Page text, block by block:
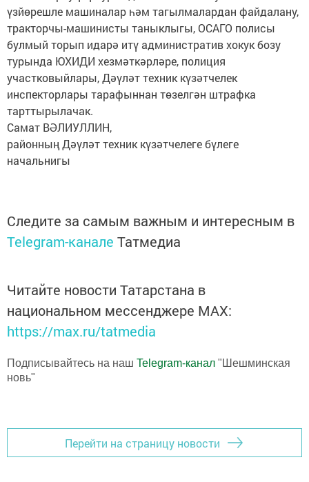
үзйөрешле машиналар һәм тагылмалардан файдалану,
тракторчы-машинисты таныклыгы, ОСАГО полисы
булмый торып идарә итү административ хокук бозу
турында ЮХИДИ хезмәткәрләре, полиция
участковыйлары, Дәүләт техник күзәтчелек
инспекторлары тарафыннан төзелгән штрафка
тарттырылачак.
Самат ВӘЛИУЛЛИН,
районның Дәүләт техник күзәтчелеге бүлеге
начальнигы
Следите за самым важным и интересным в
Telegram-канале Татмедиа
Читайте новости Татарстана в
национальном мессенджере MАХ:
https://max.ru/tatmedia
Подписывайтесь на наш Telegram-канал "Шешминская
новь"
Перейти на страницу новости